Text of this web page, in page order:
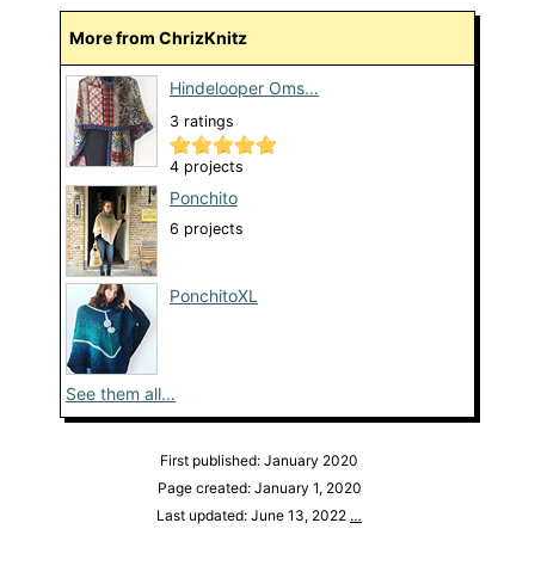
More from ChrizKnitz
Hindelooper Oms...
3 ratings
4 projects
Ponchito
6 projects
PonchitoXL
See them all...
First published: January 2020
Page created: January 1, 2020
Last updated: June 13, 2022 …